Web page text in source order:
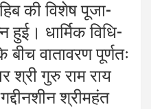
की विशेष पूजा-
हुई। धार्मिक विधि-
वातावरण पूर्णतः
श्री गुरु राम राय
श्रीमहंत